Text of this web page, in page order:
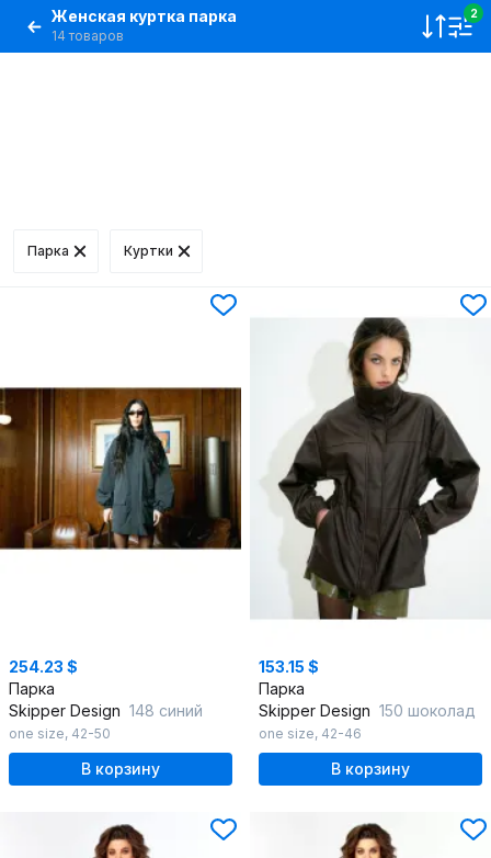
Женская куртка парка
14 товаров
2
Парка Куртки
254.23 $
Парка
Skipper Design 148 синий
one size, 42-50
В корзину
153.15 $
Парка
Skipper Design 150 шоколад
one size, 42-46
В корзину